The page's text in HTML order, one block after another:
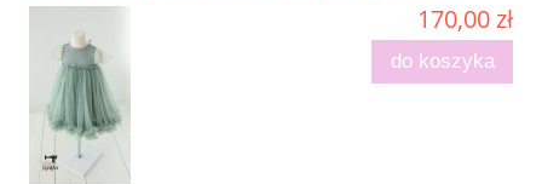
170,00 zł
do koszyka